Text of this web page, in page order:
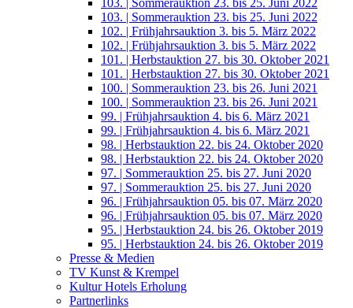
103. | Sommerauktion 23. bis 25. Juni 2022
103. | Sommerauktion 23. bis 25. Juni 2022
102. | Frühjahrsauktion 3. bis 5. März 2022
102. | Frühjahrsauktion 3. bis 5. März 2022
101. | Herbstauktion 27. bis 30. Oktober 2021
101. | Herbstauktion 27. bis 30. Oktober 2021
100. | Sommerauktion 23. bis 26. Juni 2021
100. | Sommerauktion 23. bis 26. Juni 2021
99. | Frühjahrsauktion 4. bis 6. März 2021
99. | Frühjahrsauktion 4. bis 6. März 2021
98. | Herbstauktion 22. bis 24. Oktober 2020
98. | Herbstauktion 22. bis 24. Oktober 2020
97. | Sommerauktion 25. bis 27. Juni 2020
97. | Sommerauktion 25. bis 27. Juni 2020
96. | Frühjahrsauktion 05. bis 07. März 2020
96. | Frühjahrsauktion 05. bis 07. März 2020
95. | Herbstauktion 24. bis 26. Oktober 2019
95. | Herbstauktion 24. bis 26. Oktober 2019
Presse & Medien
TV Kunst & Krempel
Kultur Hotels Erholung
Partnerlinks